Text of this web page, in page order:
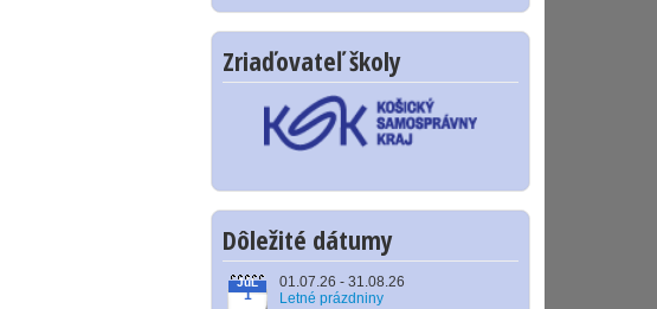
Zriaďovateľ školy
Dôležité dátumy
JúL
1
01.07.26 - 31.08.26
Letné prázdniny